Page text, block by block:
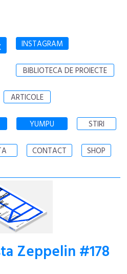
INSTAGRAM
BIBLIOTECA DE PROIECTE
ARTICOLE
YUMPU STIRI
CONTACT SHOP
Zeppelin #178